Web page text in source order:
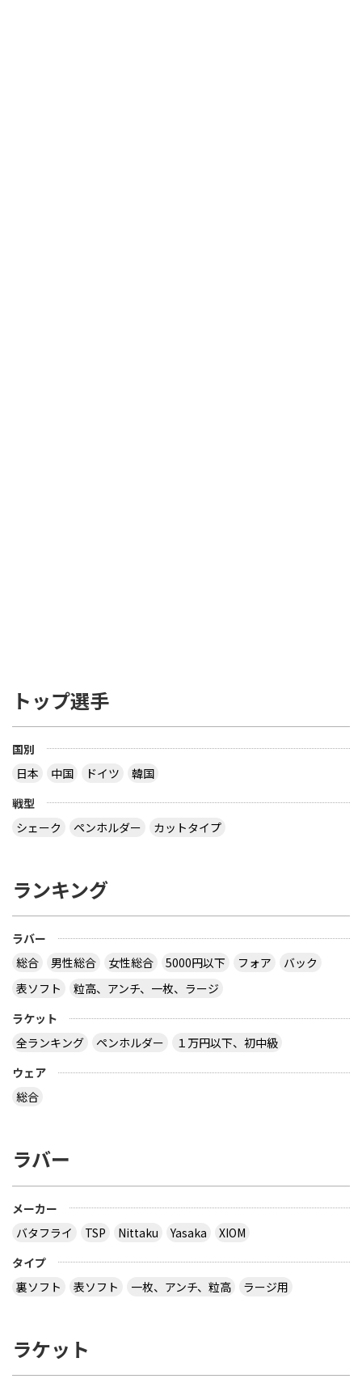
トップ選手
国別
日本
中国 ドイツ
韓国
戦型
シェーク
ペンホルダー カットタイプ
ランキング
ラバー
総合
男性総合 女性総合 5000円以下 フォア
バック
表ソフト
粒高、アンチ、一枚、ラージ
ラケット
全ランキング
ペンホルダー
１万円以下、初中級
ウェア
総合
ラバー
メーカー
バタフライ
TSP Nittaku Yasaka
XIOM
タイプ
裏ソフト
表ソフト 一枚、アンチ、粒高 ラージ用
ラケット